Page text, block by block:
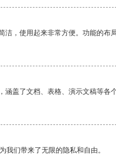
洁，使用起来非常方便。功能的布
涵盖了文档、表格、演示文稿等各
我们带来了无限的隐私和自由。